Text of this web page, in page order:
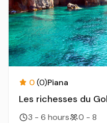
0(0)Piana
Les richesses du
3 - 6 hours
0 - 8